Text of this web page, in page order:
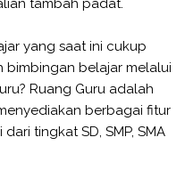
yang saat ini cukup
bimbingan belajar melalui
Ruang Guru adalah
berbagai fitur
tingkat SD, SMP, SMA